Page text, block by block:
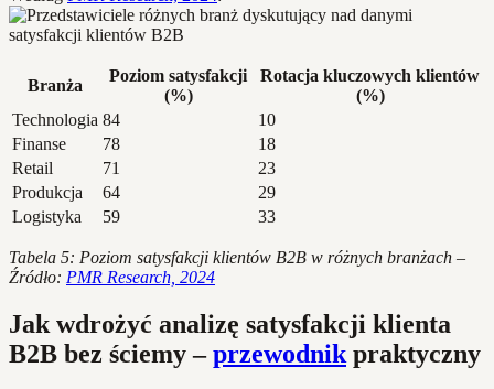
Branża
Poziom satysfakcji
(%)
Rotacja kluczowych klientów
(%)
Technologia 84
10
Finanse
78
18
Retail
71
23
Produkcja
64
29
Logistyka
59 33
Tabela 5: Poziom satysfakcji klientów B2B w różnych branżach –
Źródło: PMR Research, 2024
Jak wdrożyć analizę satysfakcji klienta
B2B bez ściemy –przewodnik praktyczny